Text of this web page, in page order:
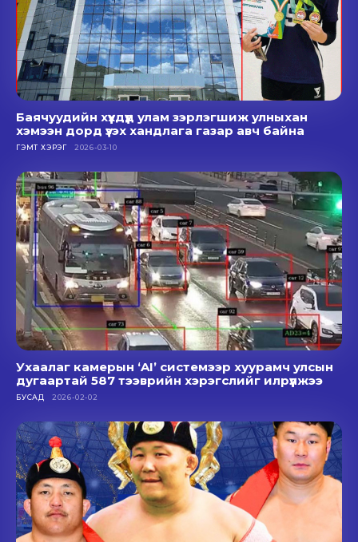
Баячуудийн хүүхдүүд улам зэрлэгшиж улныхан
хэмээн дорд үзэх хандлага газар авч байна
ГЭМТ ХЭРЭГ 2026-03-10
Ухаалаг камерын ‘AI’ системээр хуурамч улсын
дугаартай 587 тээврийн хэрэгслийг илрүүлжээ
БУСАД 2026-02-02